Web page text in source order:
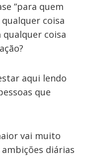
“para quem
coisa
qualquer coisa
aqui lendo
que
vai muito
diárias